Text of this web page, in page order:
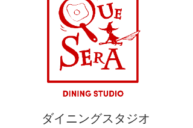
ダイニングスタジオ